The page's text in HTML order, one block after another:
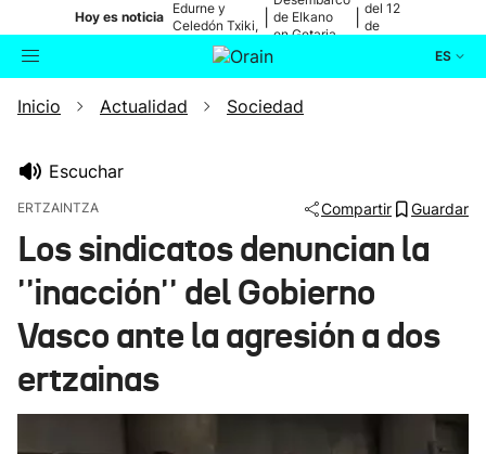
Hoy es noticia
Edurne y
Celedón Txiki,
en directo
de Elkano
en Getaria
del 12
de
ES
Buscador Actualidad
Ikusmiran
Eguraldia
Inicio Actualidad Sociedad
Escuchar
ERTZAINTZA Compartir Guardar
Los sindicatos denuncian la
''inacción'' del Gobierno
Vasco ante la agresión a dos
ertzainas